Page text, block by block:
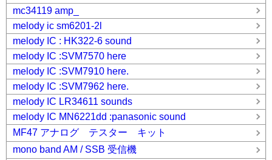
mc34119 amp_
melody ic sm6201-2l
melody IC : HK322-6 sound
melody IC :SVM7570 here
melody IC :SVM7910 here.
melody IC :SVM7962 here.
melody IC LR34611 sounds
melody IC MN6221dd :panasonic sound
MF47 アナログ テスター キット
mono band AM / SSB 受信機